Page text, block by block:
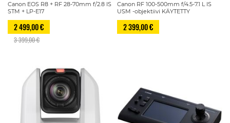
Canon EOS R8 + RF 28-70mm f/2.8 IS
STM + LP-E17
2 499,00 €
3 399,00 €
Canon RF 100-500mm f/4.5-7.1 L IS
USM -objektiivi KÄYTETTY
2 399,00 €